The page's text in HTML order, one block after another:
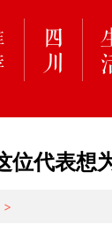
位代表想
>